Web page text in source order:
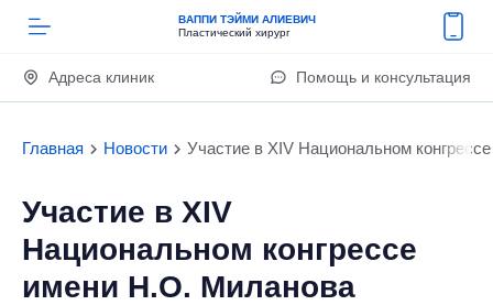
ВАППИ ТЭЙМИ АЛИЕВИЧ
Пластический хирург
Адреса клиник Помощь и консультация
Главная Новости Участие в XIV Национальном
Участие в XIV
Национальном конгрессе
имени Н.О. Миланова